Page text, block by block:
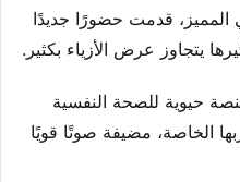
البني المميز، قدمت حضورًا جديدًا
يتجاوز عرض الأزياء بكثير.
حيوية للصحة النفسية
الخاصة، مضيفة صوتًا قويًا